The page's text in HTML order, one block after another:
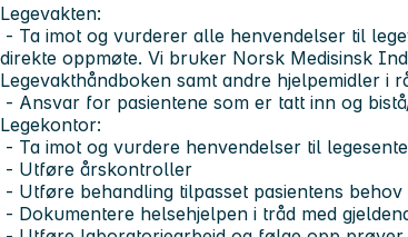
Legevakten:
- Ta imot og vurderer alle henvendelser til
direkte oppmøte. Vi bruker Norsk Medisinsk
Legevakthåndboken samt andre hjelpemidler i
- Ansvar for pasientene som er tatt inn og
Legekontor:
- Ta imot og vurdere henvendelser til
- Utføre årskontroller
- Utføre behandling tilpasset pasientens
- Dokumentere helsehjelpen i tråd med